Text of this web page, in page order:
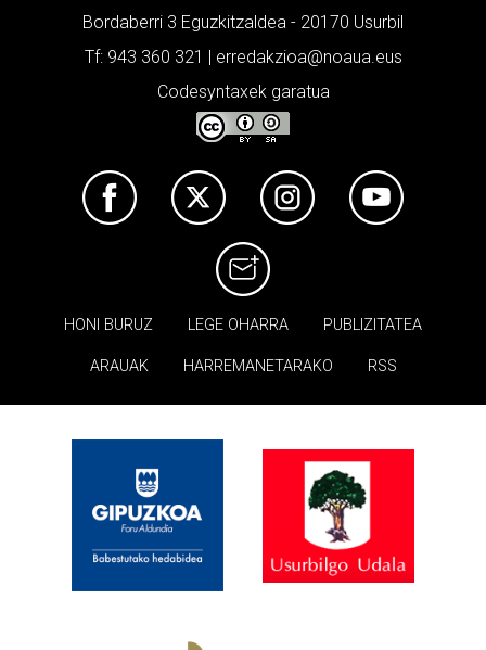
Bordaberri 3 Eguzkitzaldea - 20170 Usurbil
Tf: 943 360 321 | erredakzioa@noaua.eus
Codesyntaxek garatua
HONI BURUZ LEGE OHARRA PUBLIZITATEA
ARAUAK HARREMANETARAKO RSS